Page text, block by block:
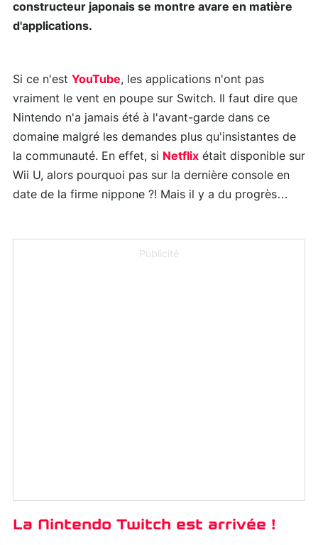
constructeur japonais se montre avare en matière
d'applications.
Si ce n'est YouTube, les applications n'ont pas
vraiment le vent en poupe sur Switch. Il faut dire que
Nintendo n'a jamais été à l'avant-garde dans ce
domaine malgré les demandes plus qu'insistantes de
la communauté. En effet, si Netflix était disponible sur
Wii U, alors pourquoi pas sur la dernière console en
date de la firme nippone ?! Mais il y a du progrès…
Publicité
La Nintendo Twitch est arrivée !